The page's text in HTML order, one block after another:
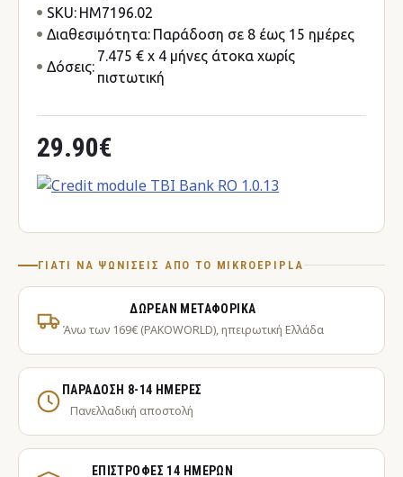
29.90€
SKU: HM7196.02
Διαθεσιμότητα: Παράδοση σε 8 έως 15 ημέρες
Δόσεις:
7.475 € x 4 μήνες άτοκα χωρίς
πιστωτική
ΓΙΑΤΊ ΝΑ ΨΩΝΊΣΕΙΣ ΑΠΌ ΤΟ MIKROEPIPLA
ΔΩΡΕΆΝ ΜΕΤΑΦΟΡΙΚΆ
Άνω των 169€ (PAKOWORLD), ηπειρωτική Ελλάδα
ΠΑΡΆΔΟΣΗ 8-14 ΗΜΈΡΕΣ
Πανελλαδική αποστολή
ΕΠΙΣΤΡΟΦΈΣ 14 ΗΜΕΡΏΝ